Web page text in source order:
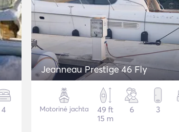
4
Jeanneau Prestige 46 Fly
Motorinė jachta
49 ft
15 m
6 3